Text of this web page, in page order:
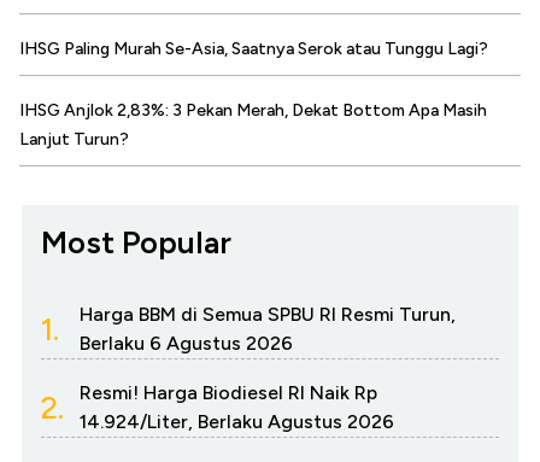
IHSG Paling Murah Se-Asia, Saatnya Serok atau Tunggu Lagi?
IHSG Anjlok 2,83%: 3 Pekan Merah, Dekat Bottom Apa Masih
Lanjut Turun?
Most Popular
1.
Harga BBM di Semua SPBU RI Resmi Turun,
Berlaku 6 Agustus 2026
2.
Resmi! Harga Biodiesel RI Naik Rp
14.924/Liter, Berlaku Agustus 2026